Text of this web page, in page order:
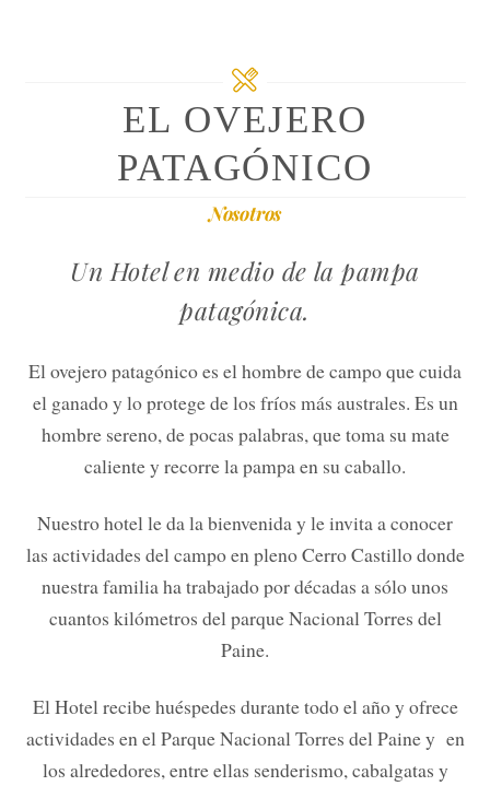
EL OVEJERO
PATAGÓNICO
Nosotros
Un Hotel en medio de la pampa
patagónica.
El ovejero patagónico es el hombre de campo que cuida
el ganado y lo protege de los fríos más australes. Es un
hombre sereno, de pocas palabras, que toma su mate
caliente y recorre la pampa en su caballo.
Nuestro hotel le da la bienvenida y le invita a conocer
las actividades del campo en pleno Cerro Castillo donde
nuestra familia ha trabajado por décadas a sólo unos
cuantos kilómetros del parque Nacional Torres del
Paine.
El Hotel recibe huéspedes durante todo el año y ofrece
actividades en el Parque Nacional Torres del Paine y en
los alrededores, entre ellas senderismo, cabalgatas y